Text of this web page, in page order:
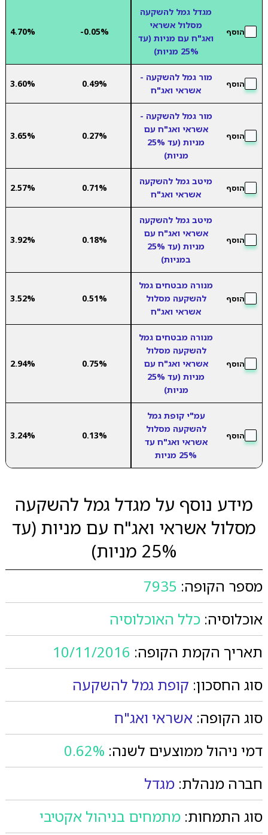
הוסף
מגדל גמל להשקעה
מסלול אשראי
ואג"ח עם מניות (עד
25% מניות)
-0.05%
4.70%
הוסף
מור גמל להשקעה -
אשראי ואג"ח
0.49%
3.60%
הוסף
מור גמל להשקעה -
אשראי ואג"ח עם
מניות (עד 25%
מניות)
0.27%
3.65%
הוסף
מיטב גמל להשקעה
אשראי ואג"ח
0.71%
2.57%
הוסף
מיטב גמל להשקעה
אשראי ואג"ח עם
מניות (עד 25%
במניות)
0.18%
3.92%
הוסף
מנורה מבטחים גמל
להשקעה מסלול
אשראי ואג"ח
0.51%
3.52%
הוסף
מנורה מבטחים גמל
להשקעה מסלול
אשראי ואג"ח עם
מניות (עד 25%
מניות)
0.75%
2.94%
הוסף
עמ"י קופת גמל
להשקעה מסלול
אשראי ואג"ח עד
25% מניות
0.13%
3.24%
מידע נוסף על מגדל גמל להשקעה
מסלול אשראי ואג"ח עם מניות (עד
25% מניות)
מספר הקופה: 7935
אוכלוסיה: כלל האוכלוסיה
תאריך הקמת הקופה: 10/11/2016
סוג החסכון: קופת גמל להשקעה
סוג הקופה: אשראי ואג"ח
דמי ניהול ממוצעים לשנה: 0.62%
חברה מנהלת: מגדל
סוג התמחות: מתמחים בניהול אקטיבי